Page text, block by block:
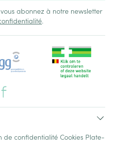
abonnez à notre newsletter
.
de confidentialité Cookies Plate-